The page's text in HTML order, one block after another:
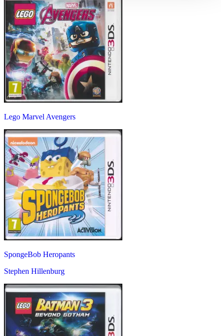
Lego Marvel Avengers
SpongeBob Heropants
Stephen Hillenburg